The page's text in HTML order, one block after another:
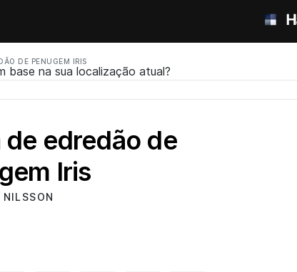
DE PENUGEM IRIS
base na sua localização atual?
de edredão de
Iris